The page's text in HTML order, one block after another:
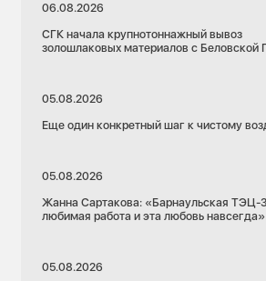
06.08.2026
СГК начала крупнотоннажный вывоз
золошлаковых материалов с Беловской
05.08.2026
Еще один конкретный шаг к чистому
05.08.2026
Жанна Сартакова: «Барнаульская ТЭЦ-
любимая работа и эта любовь навсегда»
05.08.2026